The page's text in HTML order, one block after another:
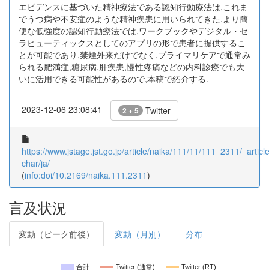
エビデンスに基づいた精神療法である認知行動療法は,これま
でうつ病や不安症のような精神疾患に用いられてきた.より簡
便な低強度の認知行動療法では,ワークブックやデジタル・セ
ラピューティックスとしてのアプリの形で患者に提供するこ
とが可能であり,禁煙外来だけでなく,プライマリケアで通常み
られる肥満症,糖尿病,肝疾患,慢性疼痛などの内科診療でも大
いに活用できる可能性があるので,本稿で紹介する.
2023-12-06 23:08:41 2 + 5 Twitter
https://www.jstage.jst.go.jp/article/naika/111/11/111_2311/
char/ja/
(info:doi/10.2169/naika.111.2311)
言及状況
変動（ピーク前後） 変動（月別） 分布
合計 Twitter (通常) Twitter (RT)